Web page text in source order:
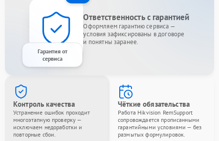
Гарантия от
сервиса
Ответственность с гарантией
Оформляем гарантию сервиса —
условия зафиксированы в договоре
и понятны заранее.
Контроль качества
Устранение ошибок проходит
многоэтапную проверку —
исключаем недоработки и
повторные сбои.
Чёткие обязательства
Работа Hikvision RemSupport
сопровождается прописанными
гарантийными условиями — без
размытых формулировок.